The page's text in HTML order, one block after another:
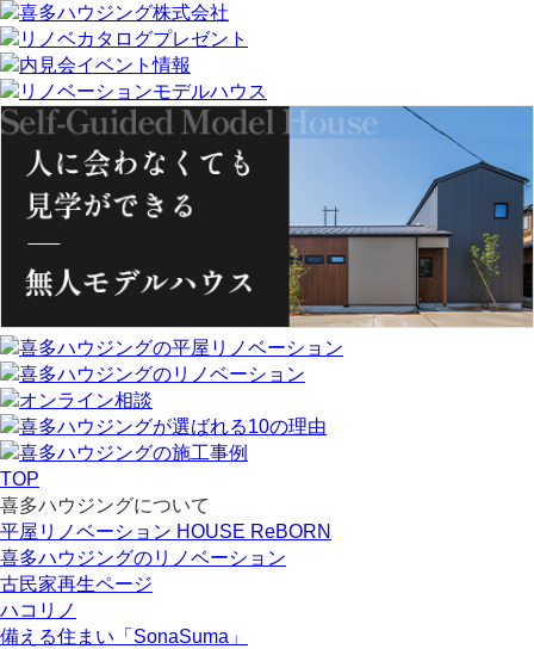
TOP
喜多ハウジングについて
平屋リノベーション HOUSE ReBORN
喜多ハウジングのリノベーション
古民家再生ページ
ハコリノ
備える住まい「SonaSuma」